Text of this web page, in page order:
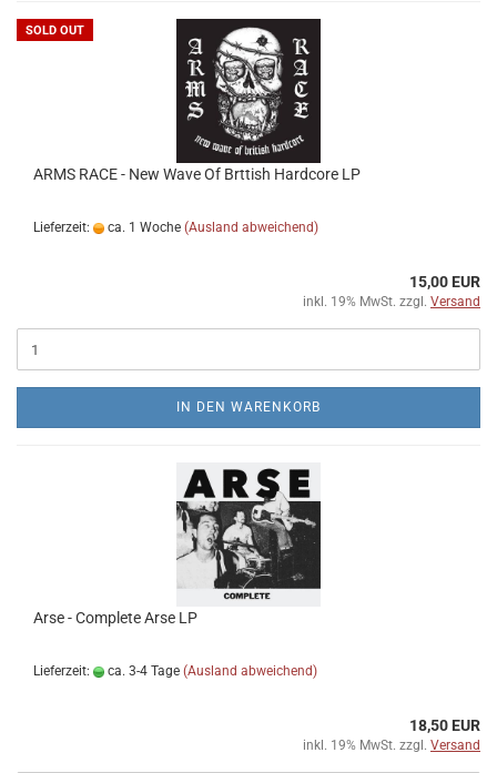
SOLD OUT
ARMS RACE - New Wave Of Brttish Hardcore LP
Lieferzeit: ca. 1 Woche (Ausland abweichend)
15,00 EUR
inkl. 19% MwSt. zzgl. Versand
IN DEN WARENKORB
Arse - Complete Arse LP
Lieferzeit: ca. 3-4 Tage (Ausland abweichend)
18,50 EUR
inkl. 19% MwSt. zzgl. Versand